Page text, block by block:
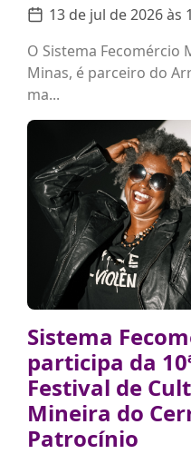
13 de jul de 2026 às
O Sistema Fecomércio
Minas, é parceiro do
ma...
Sistema
participa da
Festival de
Mineira do
Patrocínio